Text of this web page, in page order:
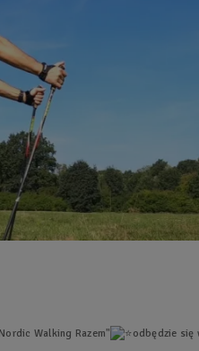
Walking Razem" odbędzie się